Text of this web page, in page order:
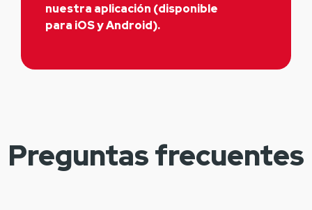
nuestra aplicación (disponible
para iOS y Android).
Preguntas frecuentes